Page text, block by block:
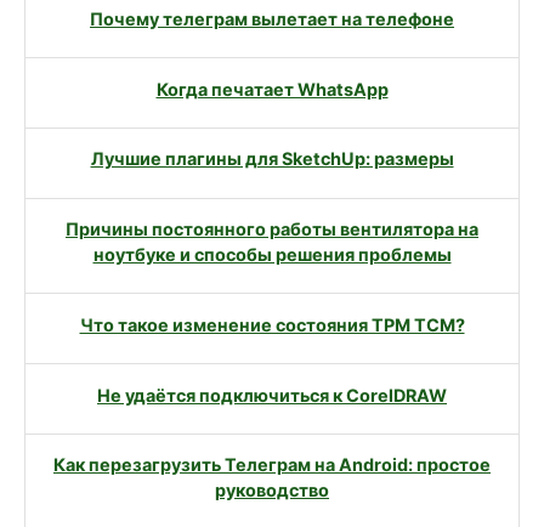
Почему телеграм вылетает на телефоне
Когда печатает WhatsApp
Лучшие плагины для SketchUp: размеры
Причины постоянного работы вентилятора на
ноутбуке и способы решения проблемы
Что такое изменение состояния TPM TCM?
Не удаётся подключиться к CorelDRAW
Как перезагрузить Телеграм на Android: простое
руководство